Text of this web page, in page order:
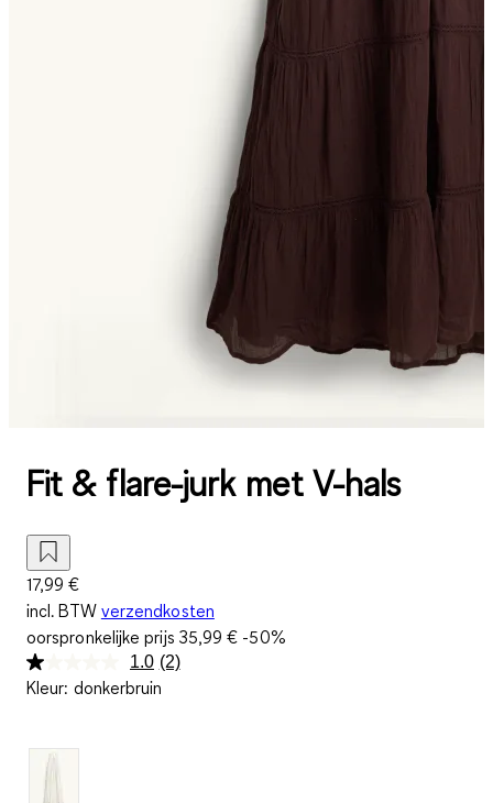
Fit & flare-jurk met V-hals
17,99 €
incl. BTW verzendkosten
oorspronkelijke prijs 35,99 € -50%
1.0 Lees
2
(2)
Kleur: donkerbruin